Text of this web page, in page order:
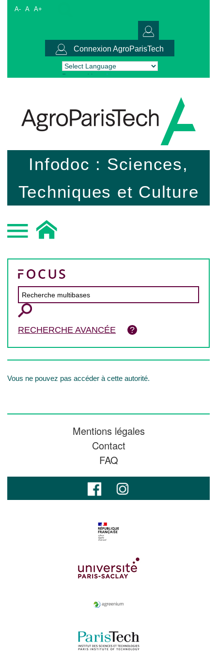
A- A A+
Connexion AgroParisTech
Powered by Translate
Infodoc : Sciences,
Techniques et Culture
RECHERCHE AVANCÉE
Vous ne pouvez pas accéder à cette autorité.
Mentions légales
Contact
FAQ